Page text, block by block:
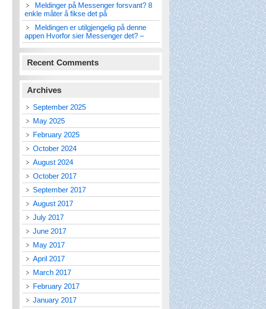
Meldinger på Messenger forsvant? 8
enkle måter å fikse det på
Meldingen er utilgjengelig på denne
appen Hvorfor sier Messenger det? –
Recent Comments
Archives
September 2025
May 2025
February 2025
October 2024
August 2024
October 2017
September 2017
August 2017
July 2017
June 2017
May 2017
April 2017
March 2017
February 2017
January 2017